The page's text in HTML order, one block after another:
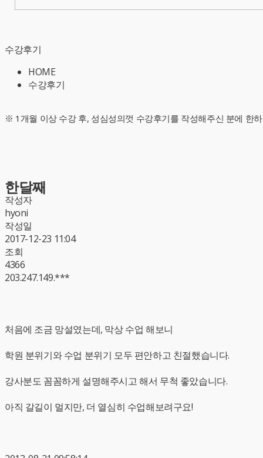
수강후기
HOME
수강후기
※ 1개월 이상 수강 후, 성심성의껏 수강후기를 작성해주신 분에 한
한달째
작성자
hyoni
작성일
2017-12-23 11:04
조회
4366
203.247.149.***
처음에 조금 망설였는데, 막상 수업 해보니
학원 분위기와 수업 분위기 모두 편안하고 친절했습니다.
강사분도 꼼꼼하게 설명해주시고 해서 무척 좋았습니다.
아직 갈길이 멀지만, 더 열심히 수업해보려구요!